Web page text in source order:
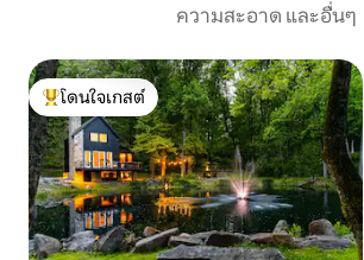
ความสะอาด และอื่นๆ
โดนใจเกสต์ที่สุด
โดนใจเกสต์